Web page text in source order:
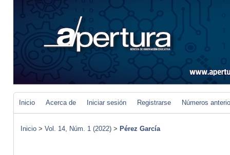
Inicio Acerca de Iniciar sesión Registrarse Números
Inicio > Vol. 14, Núm. 1 (2022) > Pérez García